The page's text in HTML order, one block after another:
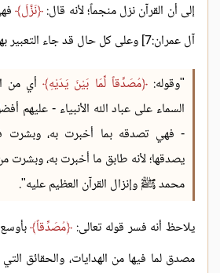
إلى أن القرآن نزل منجماً؛ لأنه قال: نَزَّلَ
آل عمران:7] وعلى كل حال قد جاء التعبير بهذا وبهذا.
"وقوله: مُصَدِّقاً لِّمَا بَيْنَ يَدَيْهِ أي من
السماء على عباد الله الأنبياء - عليهم
- فهي تصدقه بما أخبرت به، وبشرت
يصدقها؛ لأنه طابق ما أخبرت به، وبشرت
محمد ﷺ وإنزال القرآن العظيم عليه".
يلاحظ أنه فسر قوله تعالى: مُصَدِّقاً بأوسع
مصدق لما فيها من الهدايات، والحقائق